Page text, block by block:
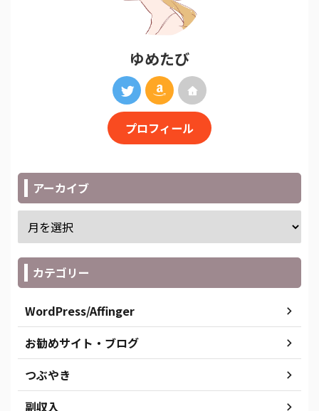
ゆめたび
プロフィール
アーカイブ
カテゴリー
WordPress/Affinger
お勧めサイト・ブログ
つぶやき
副収入